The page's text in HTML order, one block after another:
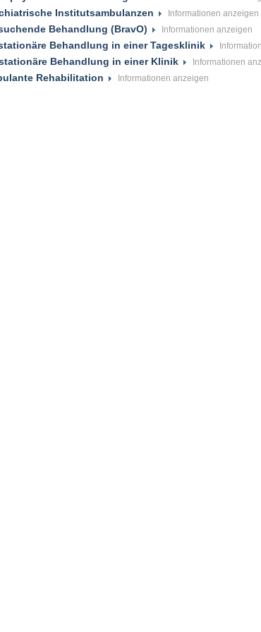
Institutsambulanzen
Behandlung (BravO)
Behandlung in einer Tagesklinik
Behandlung in einer Klinik
Rehabilitation